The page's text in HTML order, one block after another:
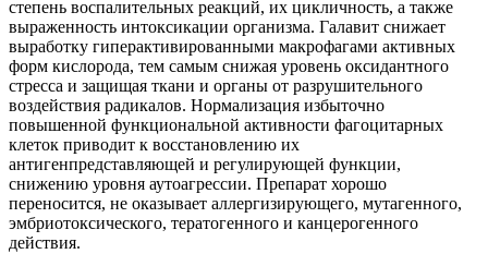
степень воспалительных реакций, их цикличность, а также
выраженность интоксикации организма. Галавит снижает
выработку гиперактивированными макрофагами активных
форм кислорода, тем самым снижая уровень оксидантного
стресса и защищая ткани и органы от разрушительного
воздействия радикалов. Нормализация избыточно
повышенной функциональной активности фагоцитарных
клеток приводит к восстановлению их
антигенпредставляющей и регулирующей функции,
снижению уровня аутоагрессии. Препарат хорошо
переносится, не оказывает аллергизирующего, мутагенного,
эмбриотоксического, тератогенного и канцерогенного
действия.